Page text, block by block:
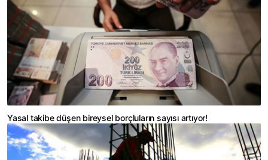
Yasal takibe düşen bireysel borçluların sayısı artıyor!